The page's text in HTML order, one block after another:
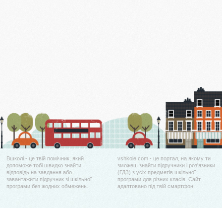
Вшколі - це твій помічник, який
допоможе тобі швидко знайти
відповідь на завдання або
завантажити підручник зі шкільної
програми без жодних обмежень.
vshkole.com - це портал, на якому ти
зможеш знайти підручники і роз'язники
(ГДЗ) з усіх предметів шкільної
програми для різних класів. Сайт
адаптовано під твій смартфон.